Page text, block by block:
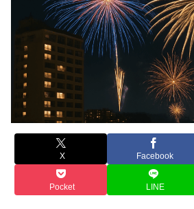
X Facebook
Pocket LINE